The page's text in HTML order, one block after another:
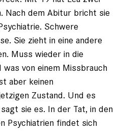
Nach dem Abitur bricht sie
Schwere
Sie zieht in eine andere
Muss wieder in die
von einem Missbrauch
aber keinen
Zustand. Und es
sie es. In der Tat, in den
Psychiatrien findet sich